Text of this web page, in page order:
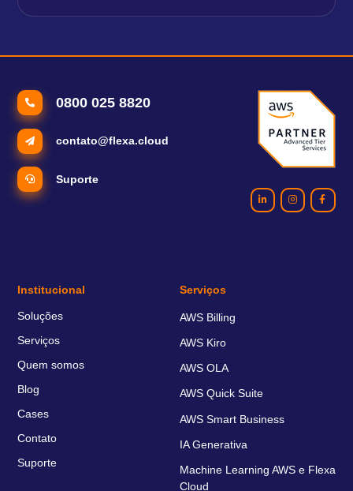
0800 025 8820
contato@flexa.cloud
Suporte
Institucional
Soluções
Serviços
Quem somos
Blog
Cases
Contato
Suporte
Serviços
AWS Billing
AWS Kiro
AWS OLA
AWS Quick Suite
AWS Smart Business
IA Generativa
Machine Learning AWS e Flexa
Cloud